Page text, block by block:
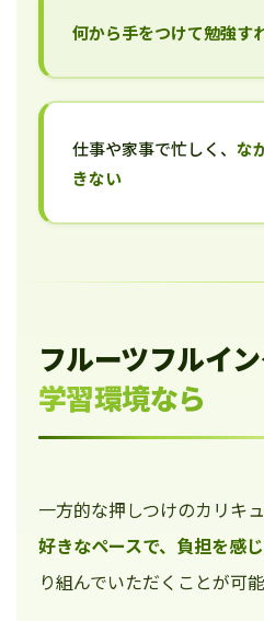
何から手をつけて勉強す
仕事や家事で忙しく、 な
きない
フルーツフルイ
学習環境なら
一方的な押しつけのカリキ
好きなペースで、負担を感
り組んでいただくことが可能